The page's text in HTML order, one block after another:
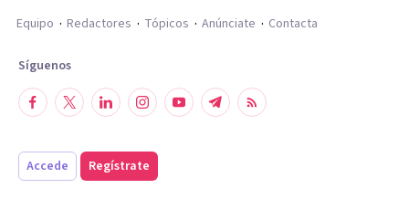
Equipo
Redactores Tópicos Anúnciate Contacta
Síguenos
Accede Regístrate